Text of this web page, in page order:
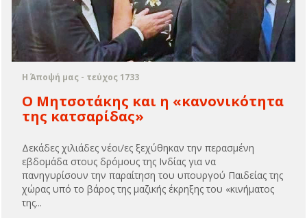
Η Άποψή μας - τεύχος 1733
Ο Μητσοτάκης και η «κανονικότητα
της κατσαρίδας»
Δεκάδες χιλιάδες νέοι/ες ξεχύθηκαν την περασμένη
εβδομάδα στους δρόμους της Ινδίας για να
πανηγυρίσουν την παραίτηση του υπουργού Παιδείας της
χώρας υπό το βάρος της μαζικής έκρηξης του «κινήματος
της...